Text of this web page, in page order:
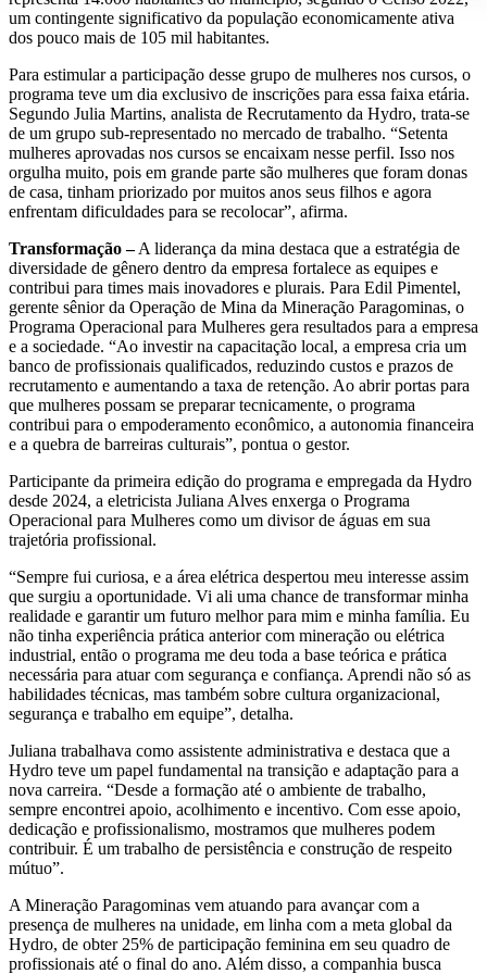
um contingente significativo da população economicamente ativa
dos pouco mais de 105 mil habitantes.
Para estimular a participação desse grupo de mulheres nos cursos, o
programa teve um dia exclusivo de inscrições para essa faixa etária.
Segundo Julia Martins, analista de Recrutamento da Hydro, trata-se
de um grupo sub-representado no mercado de trabalho. “Setenta
mulheres aprovadas nos cursos se encaixam nesse perfil. Isso nos
orgulha muito, pois em grande parte são mulheres que foram donas
de casa, tinham priorizado por muitos anos seus filhos e agora
enfrentam dificuldades para se recolocar”, afirma.
Transformação –A liderança da mina destaca que a estratégia de
diversidade de gênero dentro da empresa fortalece as equipes e
contribui para times mais inovadores e plurais. Para Edil Pimentel,
gerente sênior da Operação de Mina da Mineração Paragominas, o
Programa Operacional para Mulheres gera resultados para a empresa
e a sociedade. “Ao investir na capacitação local, a empresa cria um
banco de profissionais qualificados, reduzindo custos e prazos de
recrutamento e aumentando a taxa de retenção. Ao abrir portas para
que mulheres possam se preparar tecnicamente, o programa
contribui para o empoderamento econômico, a autonomia financeira
e a quebra de barreiras culturais”, pontua o gestor.
Participante da primeira edição do programa e empregada da Hydro
desde 2024, a eletricista Juliana Alves enxerga o Programa
Operacional para Mulheres como um divisor de águas em sua
trajetória profissional.
“Sempre fui curiosa, e a área elétrica despertou meu interesse assim
que surgiu a oportunidade. Vi ali uma chance de transformar minha
realidade e garantir um futuro melhor para mim e minha família. Eu
não tinha experiência prática anterior com mineração ou elétrica
industrial, então o programa me deu toda a base teórica e prática
necessária para atuar com segurança e confiança. Aprendi não só as
habilidades técnicas, mas também sobre cultura organizacional,
segurança e trabalho em equipe”, detalha.
Juliana trabalhava como assistente administrativa e destaca que a
Hydro teve um papel fundamental na transição e adaptação para a
nova carreira. “Desde a formação até o ambiente de trabalho,
sempre encontrei apoio, acolhimento e incentivo. Com esse apoio,
dedicação e profissionalismo, mostramos que mulheres podem
contribuir. É um trabalho de persistência e construção de respeito
mútuo”.
A Mineração Paragominas vem atuando para avançar com a
presença de mulheres na unidade, em linha com a meta global da
Hydro, de obter 25% de participação feminina em seu quadro de
profissionais até o final do ano. Além disso, a companhia busca